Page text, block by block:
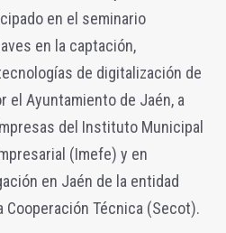
en el seminario
en la captación,
de digitalización de
el Ayuntamiento de Jaén, a
del Instituto Municipal
(Imefe) y en
en Jaén de la entidad
Cooperación Técnica (Secot).